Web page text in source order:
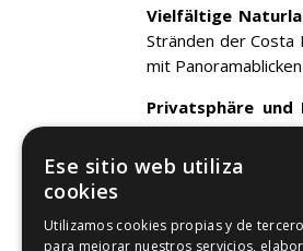
Vielfältige
Stränden der Costa
mit
Privatsphäre und
romantischen
macht.
Erstklassige
Massagedüsen, ein
Ese sitio web utiliza
cookies
Utilizamos cookies propias y de
para mejorar nuestros servicios,